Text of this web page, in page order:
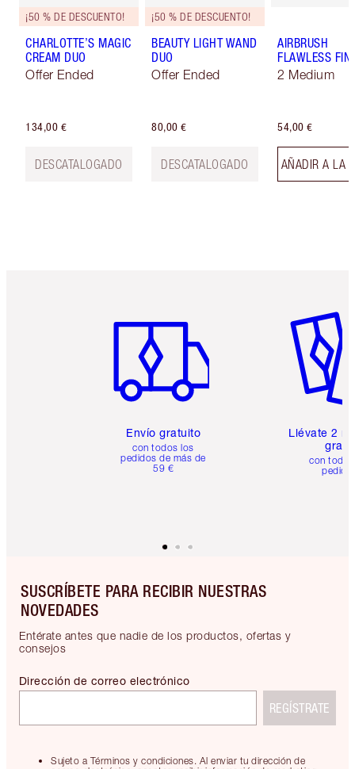
¡50 % DE DESCUENTO!
CHARLOTTE’S MAGIC
CREAM DUO
Offer Ended
134,00 €
DESCATALOGADO
¡50 % DE DESCUENTO!
BEAUTY LIGHT WAND
DUO
Offer Ended
80,00 €
DESCATALOGADO
AIRBRUSH
FLAWLESS
2 Medium
54,00 €
AÑADIR A LA
Envío gratuito
con todos los
pedidos de más de
59 €
Llévate 2
gratis
con
SUSCRÍBETE PARA RECIBIR NUESTRAS
NOVEDADES
Entérate antes que nadie de los productos, ofertas y
consejos
Sujeto a Términos y condiciones. Al enviar tu dirección de
Dirección de correo electrónico
REGÍSTRATE